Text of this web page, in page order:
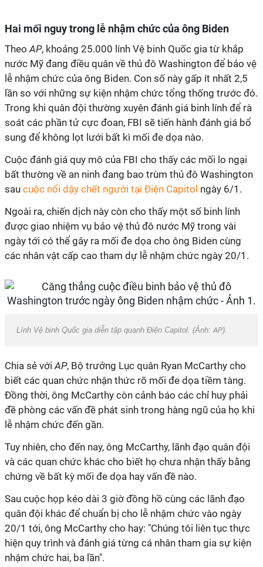
Hai mối nguy trong lễ nhậm chức của ông Biden
TheoAP, khoảng 25.000 lính Vệ binh Quốc gia từ khắp
nước Mỹ đang điều quân về thủ đô Washington để bảo vệ
lễ nhậm chức của ông Biden. Con số này gấp ít nhất 2,5
lần so với những sự kiện nhậm chức tổng thống trước đó.
Trong khi quân đội thường xuyên đánh giá binh lính để rà
soát các phần tử cực đoan, FBI sẽ tiến hành đánh giá bổ
sung để không lọt lưới bất kì mối đe dọa nào.
Cuộc đánh giá quy mô của FBI cho thấy các mối lo ngại
bất thường về an ninh đang bao trùm thủ đô Washington
sau cuộc nổi dậy chết người tại Điện Capitol ngày 6/1.
Ngoài ra, chiến dịch này còn cho thấy một số binh lính
được giao nhiệm vụ bảo vệ thủ đô nước Mỹ trong vài
ngày tới có thể gây ra mối đe dọa cho ông Biden cùng
các nhân vật cấp cao tham dự lễ nhậm chức ngày 20/1.
Lính Vệ binh Quốc gia diễn tập quanh Điện Capitol. (Ảnh:AP).
Chia sẻ vớiAP, Bộ trưởng Lục quân Ryan McCarthy cho
biết các quan chức nhận thức rõ mối đe dọa tiềm tàng.
Đồng thời, ông McCarthy còn cảnh báo các chỉ huy phải
đề phòng các vấn đề phát sinh trong hàng ngũ của họ khi
lễ nhậm chức đến gần.
Tuy nhiên, cho đến nay, ông McCarthy, lãnh đạo quân đội
và các quan chức khác cho biết họ chưa nhận thấy bằng
chứng về bất kỳ mối đe dọa hay vấn đề nào.
Sau cuộc họp kéo dài 3 giờ đồng hồ cùng các lãnh đạo
quân đội khác để chuẩn bị cho lễ nhậm chức vào ngày
20/1 tới, ông McCarthy cho hay: "Chúng tôi liên tục thực
hiện quy trình và đánh giá từng cá nhân tham gia sự kiện
nhậm chức hai, ba lần".